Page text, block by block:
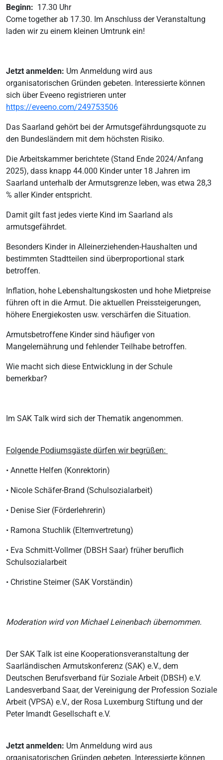
Beginn: 17.30 Uhr
Come together ab 17.30. Im Anschluss der Veranstaltung
laden wir zu einem kleinen Umtrunk ein!
Jetzt anmelden: Um Anmeldung wird aus
organisatorischen Gründen gebeten. Interessierte können
sich über Eveeno registrieren unter
https://eveeno.com/249753506
Das Saarland gehört bei der Armutsgefährdungsquote zu
den Bundesländern mit dem höchsten Risiko.
Die Arbeitskammer berichtete (Stand Ende 2024/Anfang
2025), dass knapp 44.000 Kinder unter 18 Jahren im
Saarland unterhalb der Armutsgrenze leben, was etwa 28,3
% aller Kinder entspricht.
Damit gilt fast jedes vierte Kind im Saarland als
armutsgefährdet.
Besonders Kinder in Alleinerziehenden-Haushalten und
bestimmten Stadtteilen sind überproportional stark
betroffen.
Inflation, hohe Lebenshaltungskosten und hohe Mietpreise
führen oft in die Armut. Die aktuellen Preissteigerungen,
höhere Energiekosten usw. verschärfen die Situation.
Armutsbetroffene Kinder sind häufiger von
Mangelernährung und fehlender Teilhabe betroffen.
Wie macht sich diese Entwicklung in der Schule
bemerkbar?
Im SAK Talk wird sich der Thematik angenommen.
Folgende Podiumsgäste dürfen wir begrüßen:
• Annette Helfen (Konrektorin)
• Nicole Schäfer-Brand (Schulsozialarbeit)
• Denise Sier (Förderlehrerin)
• Ramona Stuchlik (Elternvertretung)
• Eva Schmitt-Vollmer (DBSH Saar) früher beruflich
Schulsozialarbeit
• Christine Steimer (SAK Vorständin)
Moderation wird von Michael Leinenbach übernommen.
Der SAK Talk ist eine Kooperationsveranstaltung der
Saarländischen Armutskonferenz (SAK) e.V., dem
Deutschen Berufsverband für Soziale Arbeit (DBSH) e.V.
Landesverband Saar, der Vereinigung der Profession Soziale
Arbeit (VPSA) e.V., der Rosa Luxemburg Stiftung und der
Peter Imandt Gesellschaft e.V.
Jetzt anmelden: Um Anmeldung wird aus
organisatorischen Gründen gebeten. Interessierte können